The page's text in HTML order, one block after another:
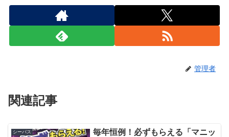
管理者
関連記事
シーバス
毎年恒例！必ずもらえる「マニッ